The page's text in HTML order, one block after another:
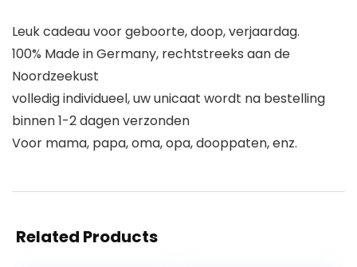
Leuk cadeau voor geboorte, doop, verjaardag.
100% Made in Germany, rechtstreeks aan de
Noordzeekust
volledig individueel, uw unicaat wordt na bestelling
binnen 1-2 dagen verzonden
Voor mama, papa, oma, opa, dooppaten, enz.
Related Products